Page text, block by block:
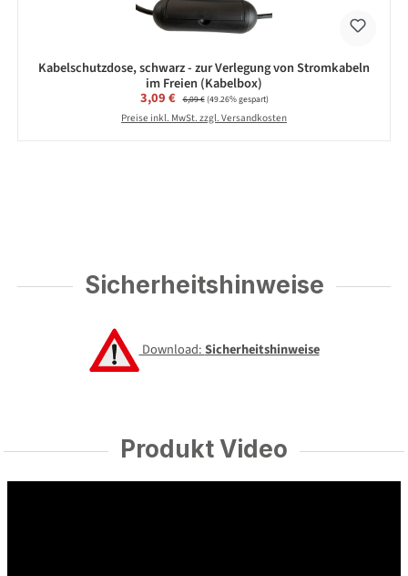
Kabelschutzdose, schwarz - zur Verlegung von Stromkabeln
im Freien (Kabelbox)
Verkaufspreis:
3,09 € Regulärer Preis:
6,09 €(49.26% gespart)
Preise inkl. MwSt. zzgl. Versandkosten
Sicherheitshinweise
Download:Sicherheitshinweise
Produkt Video